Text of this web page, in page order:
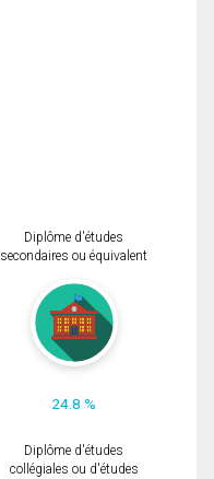
Diplôme d'études
secondaires ou équivalent
24.8 %
Diplôme d'études
collégiales ou d'études